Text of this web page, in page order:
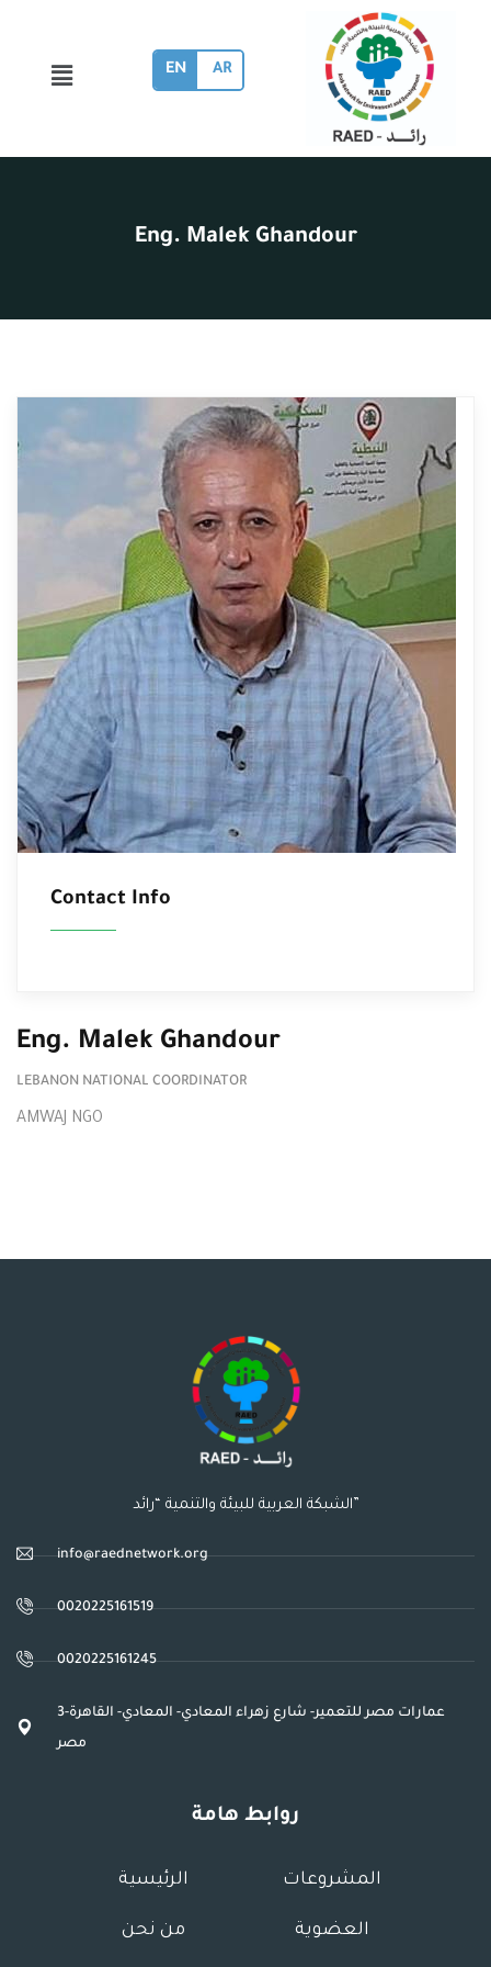
EN AR
Eng. Malek Ghandour
Contact Info
Eng. Malek Ghandour
LEBANON NATIONAL COORDINATOR
AMWAJ NGO
الشبكة العربية للبيئة والتنمية “رائد”
info@raednetwork.org
0020225161519
0020225161245
3عمارات مصر للتعمير- شارع زهراء المعادي- المعادي- القاهرة-
مصر
روابط هامة
الرئيسية
من نحن
المشروعات
العضوية